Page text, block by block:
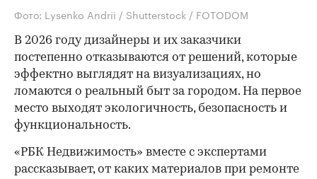
Фото: Lysenko Andrii / Shutterstock / FOTODOM
В 2026 году дизайнеры и их заказчики
постепенно отказываются от решений, которые
эффектно выглядят на визуализациях, но
ломаются о реальный быт за городом. На первое
место выходят экологичность, безопасность и
функциональность.
«РБК Недвижимость» вместе с экспертами
рассказывает, от каких материалов при ремонте